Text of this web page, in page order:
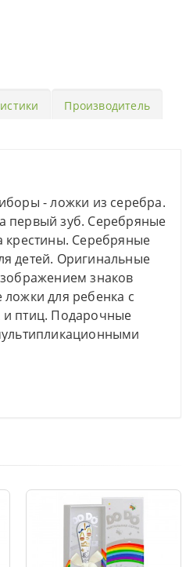
Производитель
- ложки из серебра.
первый зуб. Серебряные
крестины. Серебряные
детей. Оригинальные
знаков
для ребенка с
птиц. Подарочные